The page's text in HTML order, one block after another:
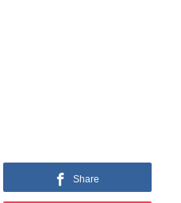
Share